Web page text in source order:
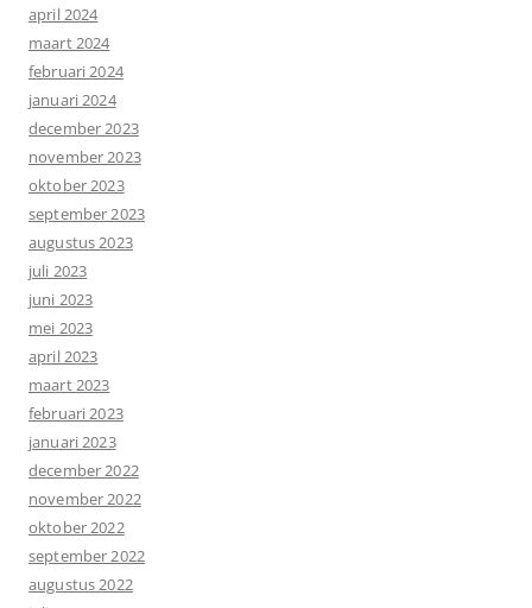
april 2024
maart 2024
februari 2024
januari 2024
december 2023
november 2023
oktober 2023
september 2023
augustus 2023
juli 2023
juni 2023
mei 2023
april 2023
maart 2023
februari 2023
januari 2023
december 2022
november 2022
oktober 2022
september 2022
augustus 2022